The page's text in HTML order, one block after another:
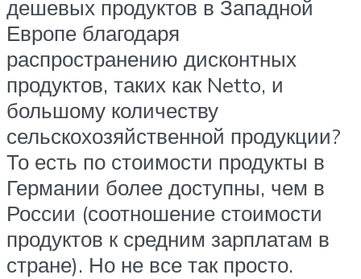
дешевых продуктов в Западной
Европе благодаря
распространению дисконтных
продуктов, таких как Netto, и
большому количеству
сельскохозяйственной продукции?
То есть по стоимости продукты в
Германии более доступны, чем в
России (соотношение стоимости
продуктов к средним зарплатам в
стране). Но не все так просто.